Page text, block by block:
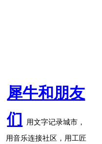
犀牛和朋友
们 用文字记录城市，
用音乐连接社区，用工匠